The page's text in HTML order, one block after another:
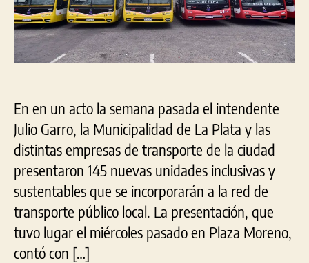
En en un acto la semana pasada el intendente
Julio Garro, la Municipalidad de La Plata y las
distintas empresas de transporte de la ciudad
presentaron 145 nuevas unidades inclusivas y
sustentables que se incorporarán a la red de
transporte público local. La presentación, que
tuvo lugar el miércoles pasado en Plaza Moreno,
contó con […]